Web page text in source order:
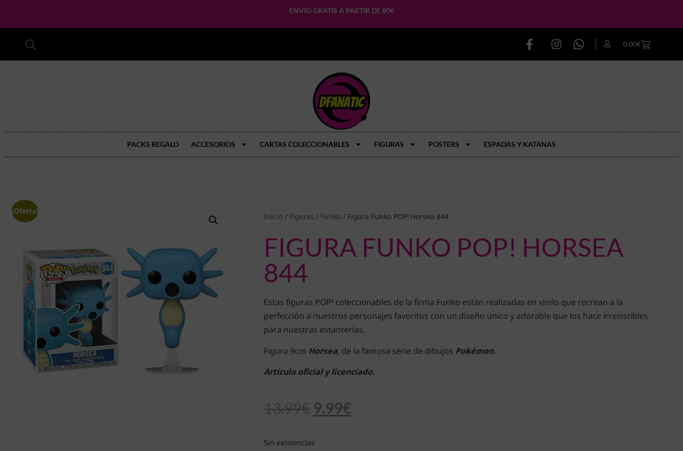
ENVÍO GRATIS A PARTIR DE 80€
0.00€
PACKS REGALO ACCESORIOS CARTAS COLECCIONABLES FIGURAS POSTERS ESPADAS Y KATANAS
¡Oferta!
Inicio/ Figuras / Funko/ Figura Funko POP! Horsea 844
FIGURA FUNKO POP! HORSEA
844
Estas figuras POP! coleccionables de la firma Funko están realizadas en vinilo que recrean a la
perfección a nuestros personajes favoritos con un diseño único y adorable que los hace irresistibles
para nuestras estanterías.
Figura 9cm Horsea, de la famosa serie de dibujos Pokémon.
Artículo oficial y licenciado.
13.99€ 9.99€
Sin existencias